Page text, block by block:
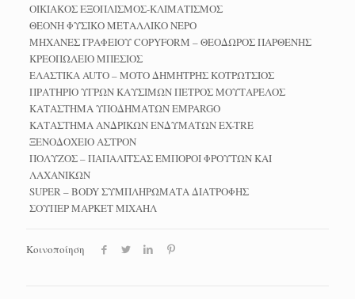
ΟΙΚΙΑΚΟΣ ΕΞΟΠΛΙΣΜΟΣ-ΚΛΙΜΑΤΙΣΜΟΣ
ΘΕΟΝΗ ΦΥΣΙΚΟ ΜΕΤΑΛΛΙΚΟ ΝΕΡΟ
ΜΗΧΑΝΕΣ ΓΡΑΦΕΙΟΥ COPYFORM – ΘΕΟΔΩΡΟΣ ΠΑΡΘΕΝΗΣ
ΚΡΕΟΠΩΛΕΙΟ ΜΠΕΣΙΟΣ
ΕΛΑΣΤΙΚΑ AUTO – MOTO ΔΗΜΗΤΡΗΣ ΚΟΤΡΩΤΣΙΟΣ
ΠΡΑΤΗΡΙΟ ΥΓΡΩΝ ΚΑΥΣΙΜΩΝ ΠΕΤΡΟΣ ΜΟΥΤΑΡΕΛΟΣ
ΚΑΤΑΣΤΗΜΑ ΥΠΟΔΗΜΑΤΩΝ EMPARGO
ΚΑΤΑΣΤΗΜΑ ΑΝΔΡΙΚΩΝ ΕΝΔΥΜΑΤΩΝ EX-TRE
ΞΕΝΟΔΟΧΕΙΟ ΑΣΤΡΟΝ
ΠΟΛΥΖΟΣ – ΠΑΠΑΛΙΤΣΑΣ ΕΜΠΟΡΟΙ ΦΡΟΥΤΩΝ ΚΑΙ
ΛΑΧΑΝΙΚΩΝ
SUPER – BODY ΣΥΜΠΛΗΡΩΜΑΤΑ ΔΙΑΤΡΟΦΗΣ
ΣΟΥΠΕΡ ΜΑΡΚΕΤ ΜΙΧΑΗΛ
Κοινοποίηση